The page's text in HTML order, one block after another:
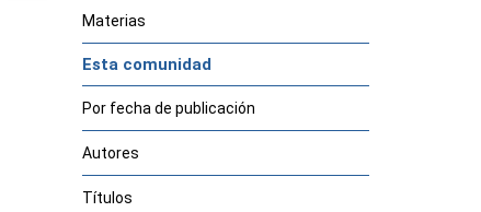
Materias
Esta comunidad
Por fecha de publicación
Autores
Títulos